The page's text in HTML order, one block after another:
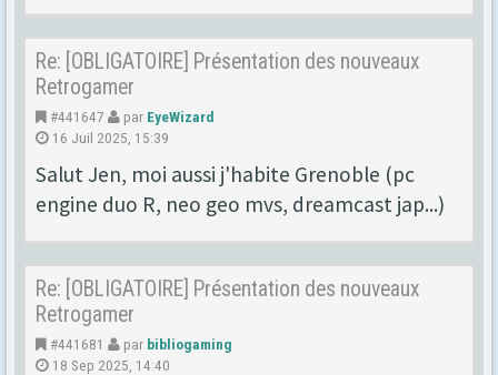
Re: [OBLIGATOIRE] Présentation des nouveaux
Retrogamer
#441647 par EyeWizard
16 Juil 2025, 15:39
Salut Jen, moi aussi j'habite Grenoble (pc
engine duo R, neo geo mvs, dreamcast jap...)
Re: [OBLIGATOIRE] Présentation des nouveaux
Retrogamer
#441681 par bibliogaming
18 Sep 2025, 14:40